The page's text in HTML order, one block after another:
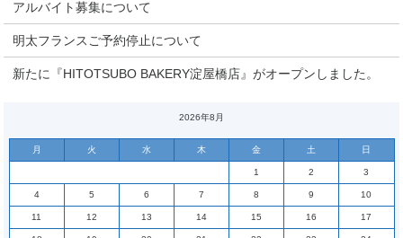
アルバイト募集について
明太フランスご予約停止について
新たに『HITOTSUBO BAKERY淀屋橋店』がオープンしました。
2026年8月
月 火 水 木 金 土 日
1 2 3
4 5 6 7 8 9 10
11 12 13 14 15 16 17